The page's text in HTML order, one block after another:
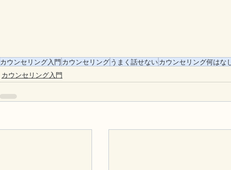
カウンセリング入門 カウンセリング うまく話せないカウンセリング何はな
カウンセリング入門